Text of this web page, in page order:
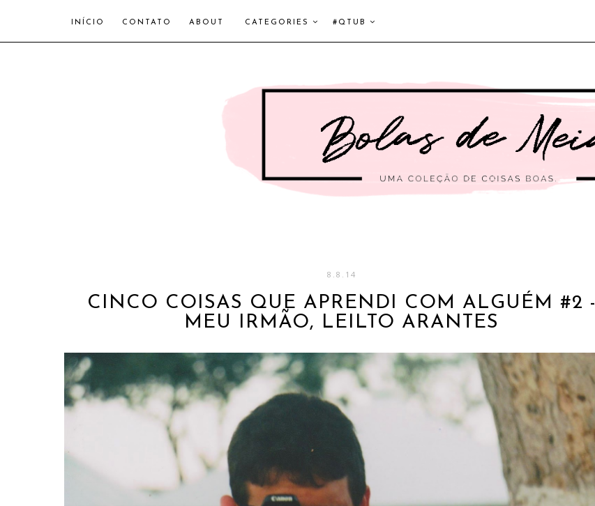
INÍCIO CONTATO ABOUT CATEGORIES #QTUB
8.8.14
CINCO COISAS QUE APRENDI COM ALGUÉM #2 -
MEU IRMÃO, LEILTO ARANTES